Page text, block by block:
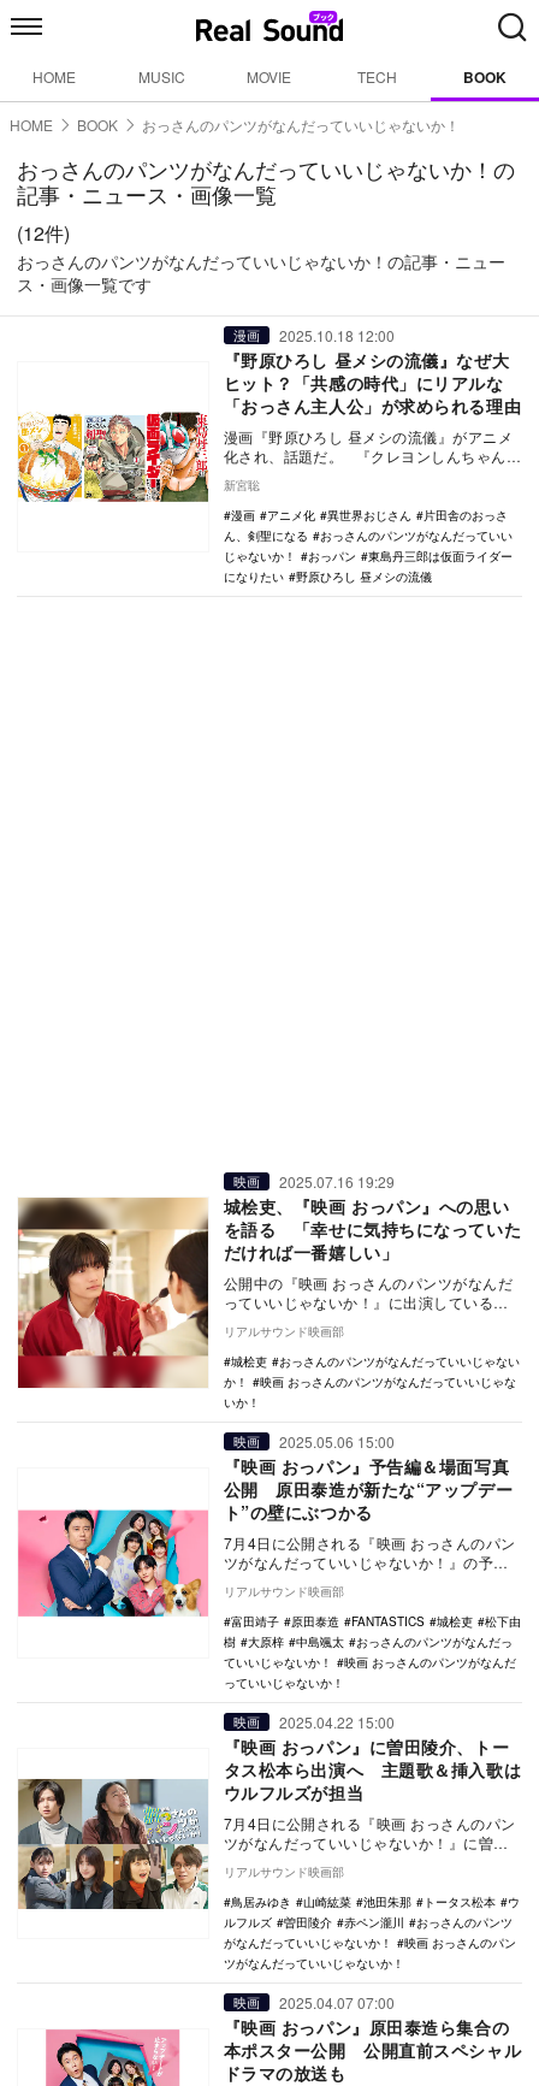
HOME MUSIC MOVIE TECH BOOK
HOME BOOK おっさんのパンツがなんだっていいじゃないか！
おっさんのパンツがなんだっていいじゃないか！の
記事・ニュース・画像一覧
(12件)
おっさんのパンツがなんだっていいじゃないか！の記事・ニュー
ス・画像一覧です
漫画 2025.10.18 12:00
『野原ひろし 昼メシの流儀』なぜ大
ヒット？「共感の時代」にリアルな
「おっさん主人公」が求められる理由
漫画『野原ひろし 昼メシの流儀』がアニメ
化され、話題だ。 『クレヨンしんちゃん』
の父親・野原ひろしが、サラリーマンとし
ての…
新宮聡
漫画
アニメ化 異世界おじさん
片田舎のおっさ
ん、剣聖になる
おっさんのパンツがなんだっていい
じゃないか！
おっパン
東島丹三郎は仮面ライダー
になりたい
野原ひろし 昼メシの流儀
映画 2025.07.16 19:29
城桧吏、『映画 おっパン』への思い
を語る 「幸せに気持ちになっていた
だければ一番嬉しい」
公開中の『映画 おっさんのパンツがなんだ
っていいじゃないか！』に出演している城
桧吏のインタビューコメントが公開され
た。 世間…
リアルサウンド映画部
城桧吏
おっさんのパンツがなんだっていいじゃない
か！
映画 おっさんのパンツがなんだっていいじゃな
いか！
映画 2025.05.06 15:00
『映画 おっパン』予告編＆場面写真
公開 原田泰造が新たな“アップデー
ト”の壁にぶつかる
7月4日に公開される『映画 おっさんのパン
ツがなんだっていいじゃないか！』の予告
編と場面写真が公開された。 世間の古い
常識や…
リアルサウンド映画部
富田靖子
原田泰造 FANTASTICS 城桧吏
松下由
樹
大原梓 中島颯太
おっさんのパンツがなんだっ
ていいじゃないか！
映画 おっさんのパンツがなんだ
っていいじゃないか！
映画 2025.04.22 15:00
『映画 おっパン』に曽田陵介、トー
タス松本ら出演へ 主題歌＆挿入歌は
ウルフルズが担当
7月4日に公開される『映画 おっさんのパン
ツがなんだっていいじゃないか！』に曽田
陵介、トータス松本、池田朱那、山崎紘
菜、鳥居みゆ…
リアルサウンド映画部
鳥居みゆき
山崎紘菜 池田朱那 トータス松本
ウ
ルフルズ
曽田陵介 赤ペン瀧川
おっさんのパンツ
がなんだっていいじゃないか！
映画 おっさんのパン
ツがなんだっていいじゃないか！
映画 2025.04.07 07:00
『映画 おっパン』原田泰造ら集合の
本ポスター公開 公開直前スペシャル
ドラマの放送も